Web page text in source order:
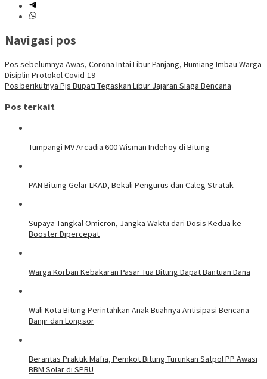
Navigasi pos
Pos sebelumnya Awas, Corona Intai Libur Panjang, Humiang Imbau Warga
Disiplin Protokol Covid-19
Pos berikutnya Pjs Bupati Tegaskan Libur Jajaran Siaga Bencana
Pos terkait
Tumpangi MV Arcadia 600 Wisman Indehoy di Bitung
PAN Bitung Gelar LKAD, Bekali Pengurus dan Caleg Stratak
Supaya Tangkal Omicron, Jangka Waktu dari Dosis Kedua ke
Booster Dipercepat
Warga Korban Kebakaran Pasar Tua Bitung Dapat Bantuan Dana
Wali Kota Bitung Perintahkan Anak Buahnya Antisipasi Bencana
Banjir dan Longsor
Berantas Praktik Mafia, Pemkot Bitung Turunkan Satpol PP Awasi
BBM Solar di SPBU